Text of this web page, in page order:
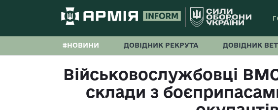
#НОВИНИ ДОВІДНИК РЕКРУТА ДОВІДНИК
Військовослужбовці
склади з